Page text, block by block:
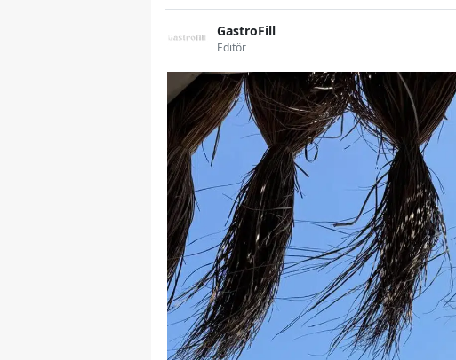
GastroFill
Editör